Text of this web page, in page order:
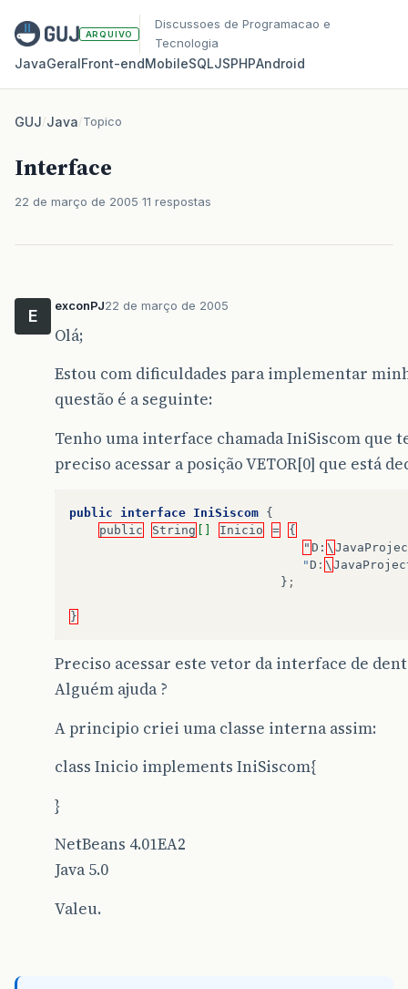
ARQUIVO
Discussoes de Programacao e
Tecnologia
JavaGeralFront‑endMobileSQLJSPHPAndroid
GUJ/Java/Topico
Interface
22 de março de 2005 11 respostas
E
exconPJ22 de março de 2005
Olá;
Estou com dificuldades para implementar
questão é a seguinte:
Tenho uma interface chamada IniSiscom que
preciso acessar a posição VETOR[0] que está
public interface IniSiscom {
public
String Inicio =
{
" D : \
                                "
D : \
} ;
}
Preciso acessar este vetor da interface de
Alguém ajuda ?
A principio criei uma classe interna assim:
class Inicio implements IniSiscom{
}
NetBeans 4.01EA2
Java 5.0
Valeu.